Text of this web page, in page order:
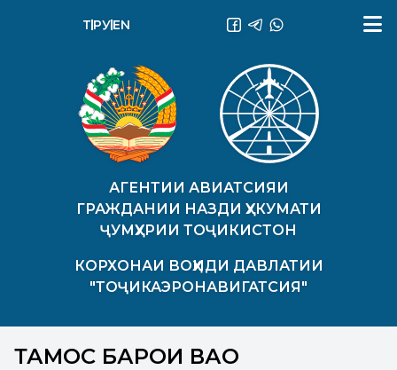
АГЕНТИИ АВИАТСИЯИ
ГРАЖДАНИИ НАЗДИ ҲУКУМАТИ
ҶУМҲУРИИ ТОҶИКИСТОН
КОРХОНАИ ВОҲИДИ ДАВЛАТИИ
"ТОҶИКАЭРОНАВИГАТСИЯ"
ТҶ РУEN
ТАМОС БАРОИ ВАО